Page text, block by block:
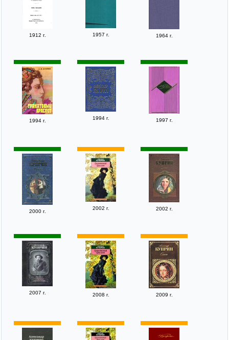
1912 г. 1957 г. 1964 г.
1994 г. 1994 г. 1997 г.
2000 г.
2002 г. 2002 г.
2007 г. 2008 г. 2009 г.